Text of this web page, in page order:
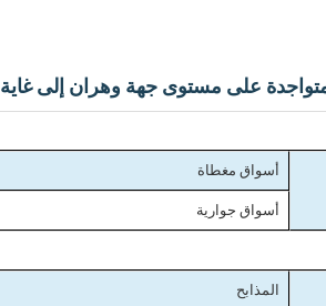
على مستوى جهة وهران إلى غاية 31 مارس 2017
أسواق مغطاة
أسواق جوارية
المذابح